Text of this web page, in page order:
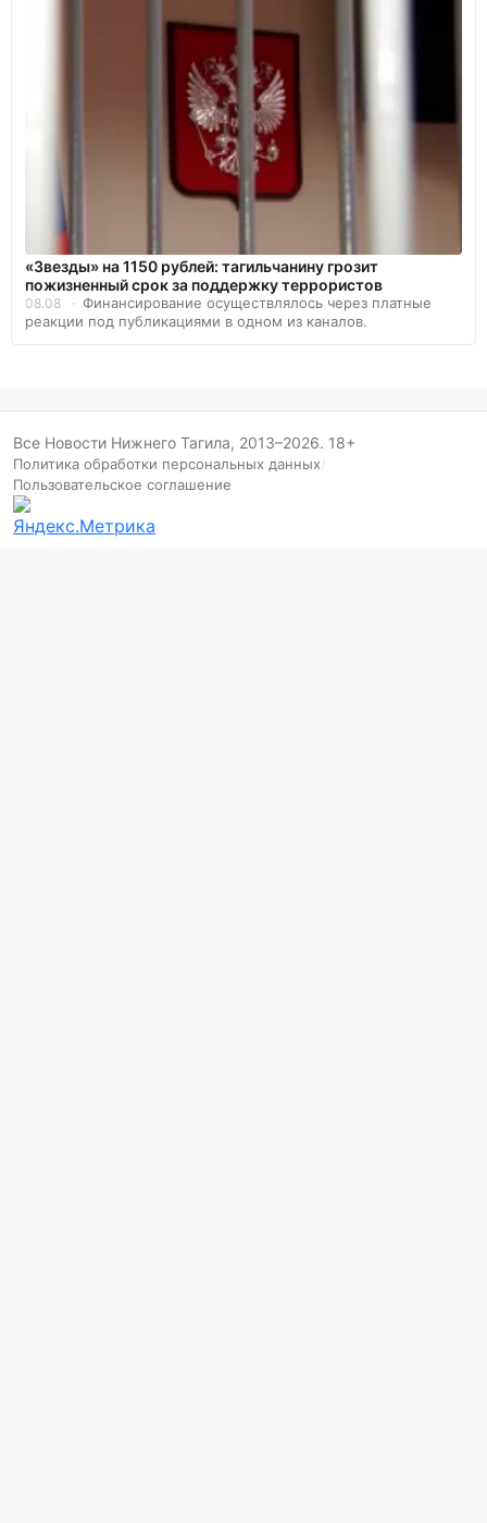
«Звезды» на 1150 рублей: тагильчанину грозит
пожизненный срок за поддержку террористов
08.08
Финансирование осуществлялось через платные
реакции под публикациями в одном из каналов.
Все Новости Нижнего Тагила, 2013–2026. 18+
Политика обработки персональных данных/
Пользовательское соглашение